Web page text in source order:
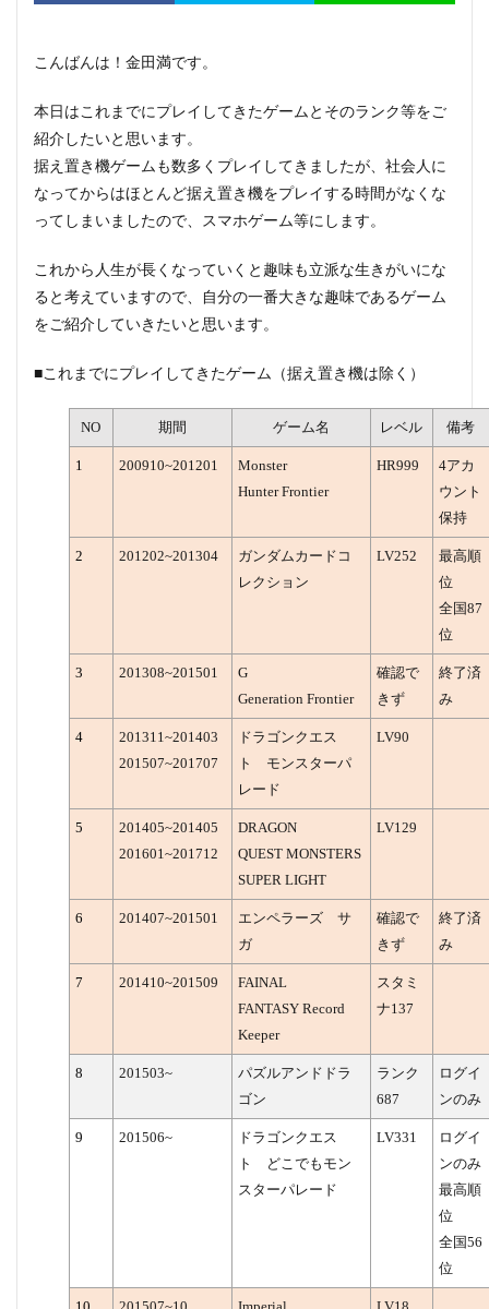
こんばんは！金田満です。
本日はこれまでにプレイしてきたゲームとそのランク等をご
紹介したいと思います。
据え置き機ゲームも数多くプレイしてきましたが、社会人に
なってからはほとんど据え置き機をプレイする時間がなくな
ってしまいましたので、スマホゲーム等にします。
これから人生が長くなっていくと趣味も立派な生きがいにな
ると考えていますので、自分の一番大きな趣味であるゲーム
をご紹介していきたいと思います。
■これまでにプレイしてきたゲーム（据え置き機は除く）
NO 期間 ゲーム名 レベル 備考
1 200910~201201
Monster
Hunter Frontier
HR999
4アカ
ウント
保持
2 201202~201304
ガンダムカードコ
レクション
LV252
最高順
位
全国87
位
3 201308~201501
G
Generation Frontier
確認で
きず
終了済
み
4
201311~201403
201507~201707
ドラゴンクエス
ト モンスターパ
レード
LV90
5
201405~201405
201601~201712
DRAGON
QUEST MONSTERS
SUPER LIGHT
LV129
6 201407~201501
エンペラーズ サ
ガ
確認で
きず
終了済
み
7 201410~201509
FAINAL
FANTASY Record
Keeper
スタミ
ナ137
8 201503~
パズルアンドドラ
ゴン
ランク
687
ログイ
ンのみ
9 201506~
ドラゴンクエス
ト どこでもモン
スターパレード
LV331
ログイ
ンのみ
最高順
位
全国56
位